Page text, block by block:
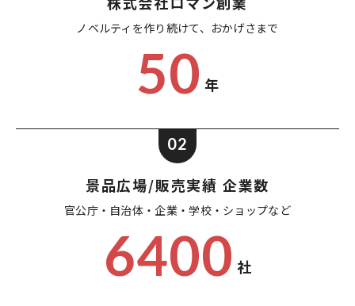
ノベルティを作り続けて、 おかげさまで
50 年
02
景品広場/販売実績 企業数
官公庁・自治体・企業・学校・ショップなど
6400 社